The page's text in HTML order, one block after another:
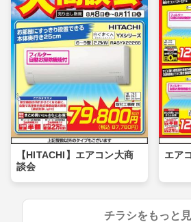
【HITACHI】エアコン大商
談会
エア
チラシをもっと